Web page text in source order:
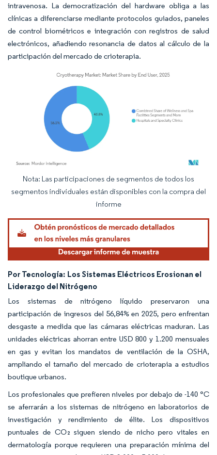
intravenosa. La democratización del hardware obliga a las
clínicas a diferenciarse mediante protocolos guiados, paneles
de control biométricos e integración con registros de salud
electrónicos, añadiendo resonancia de datos al cálculo de la
participación del mercado de crioterapia.
Imagen © Mordor Intelligence. El uso requiere atribución según CC BY 4.0.
Nota: Las participaciones de segmentos de todos los
segmentos individuales están disponibles con la compra del
informe
Por Tecnología: Los Sistemas Eléctricos Erosionan el
Liderazgo del Nitrógeno
Los sistemas de nitrógeno líquido preservaron una
participación de ingresos del 56,84% en 2025, pero enfrentan
desgaste a medida que las cámaras eléctricas maduran. Las
unidades eléctricas ahorran entre USD 800 y 1.200 mensuales
en gas y evitan los mandatos de ventilación de la OSHA,
ampliando el tamaño del mercado de crioterapia a estudios
boutique urbanos.
Los profesionales que prefieren niveles por debajo de -140 °C
se aferrarán a los sistemas de nitrógeno en laboratorios de
investigación y rendimiento de élite. Los dispositivos
puntuales de CO₂ siguen siendo de nicho pero vitales en
dermatología porque requieren una preparación mínima del